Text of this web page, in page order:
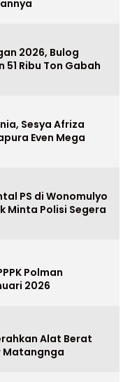
2026, Bulog
Ribu Ton Gabah
Sesya Afriza
Even Mega
PS di Wonomulyo
Minta Polisi Segera
Polman
2026
Alat Berat
Matangnga